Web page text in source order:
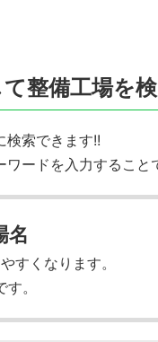
整備工場を
検索できます!!
ードを入力するこ
名
すくなります。
。